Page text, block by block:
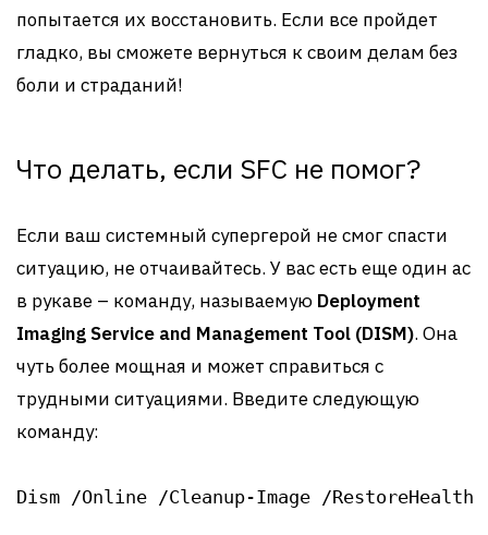
попытается их восстановить. Если все пройдет
гладко, вы сможете вернуться к своим делам без
боли и страданий!
Что делать, если SFC не помог?
Если ваш системный супергерой не смог спасти
ситуацию, не отчаивайтесь. У вас есть еще один ас
в рукаве – команду, называемую Deployment
Imaging Service and Management Tool (DISM). Она
чуть более мощная и может справиться с
трудными ситуациями. Введите следующую
команду:
Dism /Online /Cleanup-Image /RestoreHealth